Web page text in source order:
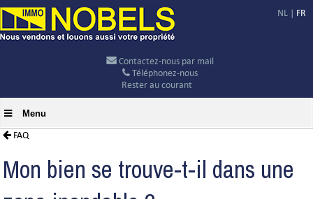
NL | FR
Contactez-nous par mail
Téléphonez-nous
Rester au courant
Menu
FAQ
Mon bien se trouve-t-il dans une